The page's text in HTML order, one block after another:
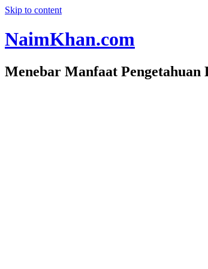
Skip to content
NaimKhan.com
Menebar Manfaat